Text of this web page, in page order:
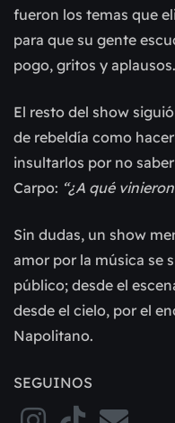
fueron los temas que
para que su gente
pogo, gritos y aplausos.
El resto del show
de rebeldía como
insultarlos por no
Carpo: “¿A qué
Sin dudas, un show
amor por la música se
público; desde el
desde el cielo, por el
Napolitano.
SEGUINOS